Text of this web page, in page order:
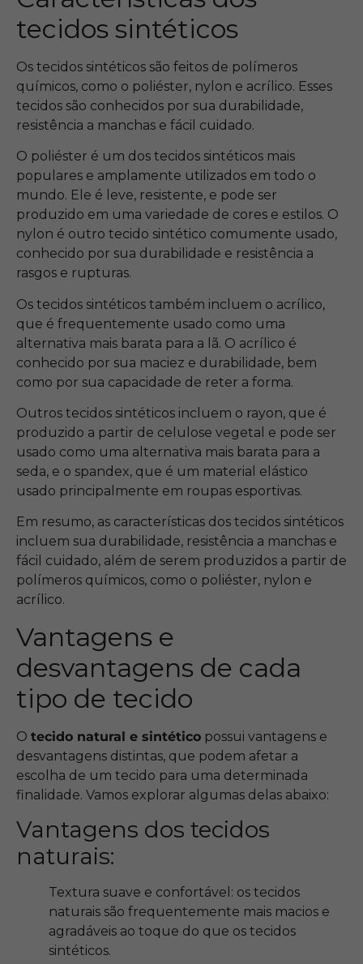
tecidos sintéticos
Os tecidos sintéticos são feitos de polímeros
químicos, como o poliéster, nylon e acrílico. Esses
tecidos são conhecidos por sua durabilidade,
resistência a manchas e fácil cuidado.
O poliéster é um dos tecidos sintéticos mais
populares e amplamente utilizados em todo o
mundo. Ele é leve, resistente, e pode ser
produzido em uma variedade de cores e estilos. O
nylon é outro tecido sintético comumente usado,
conhecido por sua durabilidade e resistência a
rasgos e rupturas.
Os tecidos sintéticos também incluem o acrílico,
que é frequentemente usado como uma
alternativa mais barata para a lã. O acrílico é
conhecido por sua maciez e durabilidade, bem
como por sua capacidade de reter a forma.
Outros tecidos sintéticos incluem o rayon, que é
produzido a partir de celulose vegetal e pode ser
usado como uma alternativa mais barata para a
seda, e o spandex, que é um material elástico
usado principalmente em roupas esportivas.
Em resumo, as características dos tecidos sintéticos
incluem sua durabilidade, resistência a manchas e
fácil cuidado, além de serem produzidos a partir de
polímeros químicos, como o poliéster, nylon e
acrílico.
Vantagens e
desvantagens de cada
tipo de tecido
O tecido natural e sintético possui vantagens e
desvantagens distintas, que podem afetar a
escolha de um tecido para uma determinada
finalidade. Vamos explorar algumas delas abaixo:
Vantagens dos tecidos
naturais:
Textura suave e confortável: os tecidos
naturais são frequentemente mais macios e
agradáveis ao toque do que os tecidos
sintéticos.